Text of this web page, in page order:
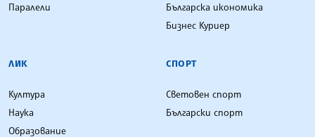
Паралели
Българска икономика
Бизнес Куриер
ЛИК
Култура
Наука
Образование
СПОРТ
Световен спорт
Български спорт